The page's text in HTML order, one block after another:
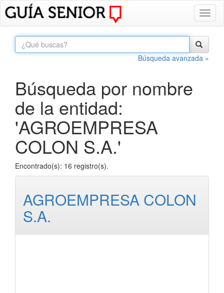
Búsqueda avanzada »
Búsqueda por nombre
de la entidad:
'AGROEMPRESA
COLON S.A.'
Encontrado(s): 16 registro(s).
AGROEMPRESA COLON
S.A.